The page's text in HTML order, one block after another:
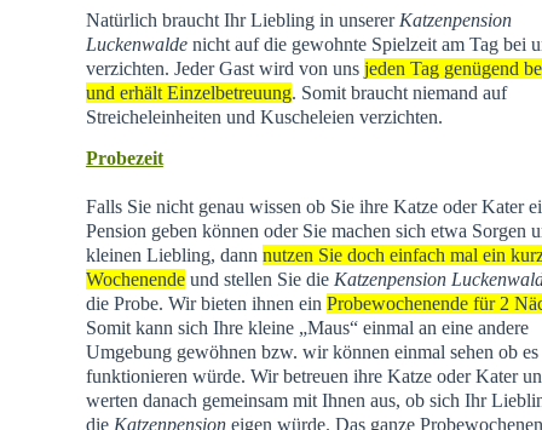
Natürlich braucht Ihr Liebling in unserer Katzenpension
Luckenwaldenicht auf die gewohnte Spielzeit am Tag bei
verzichten. Jeder Gast wird von uns jeden Tag genügend
und erhält Einzelbetreuung. Somit braucht niemand auf
Streicheleinheiten und Kuscheleien verzichten.
Probezeit
Falls Sie nicht genau wissen ob Sie ihre Katze oder Kater
Pension geben können oder Sie machen sich etwa Sorgen
kleinen Liebling, dann nutzen Sie doch einfach mal ein
Wochenendeund stellen Sie die Katzenpension
die Probe. Wir bieten ihnen ein Probewochenende für 2
Somit kann sich Ihre kleine „Maus“ einmal an eine andere
Umgebung gewöhnen bzw. wir können einmal sehen ob es
funktionieren würde. Wir betreuen ihre Katze oder Kater
werten danach gemeinsam mit Ihnen aus, ob sich Ihr
die Katzenpensioneigen würde. Das ganze